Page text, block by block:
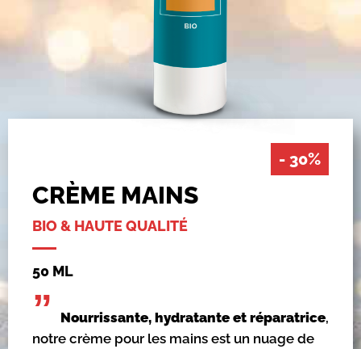
- 30%
CRÈME MAINS
BIO & HAUTE QUALITÉ
50 ML
” Nourrissante, hydratante et réparatrice,
notre crème pour les mains est un nuage de